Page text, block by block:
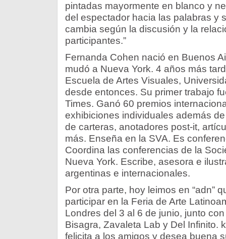
pintadas mayormente en blanco y
del espectador hacia las palabras y
cambia según la discusión y la
participantes.”
Fernanda Cohen nació en Buenos
mudó a Nueva York. 4 años más
Escuela de Artes Visuales,
desde entonces. Su primer trabajo
Times. Ganó 60 premios
exhibiciones individuales además
de carteras, anotadores post-it,
más. Enseña en la SVA. Es
Coordina las conferencias de la
Nueva York. Escribe, asesora e
argentinas e internacionales.
Por otra parte, hoy leimos en “adn”
participar en la Feria de Arte
Londres del 3 al 6 de junio, junto
Bisagra, Zavaleta Lab y Del Infinito.
felicita a los amigos y desea buena